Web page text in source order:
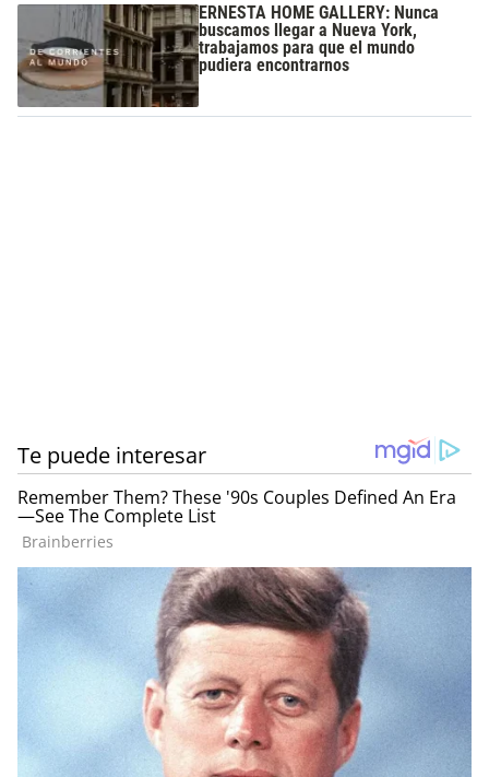
ERNESTA HOME GALLERY: Nunca
buscamos llegar a Nueva York,
trabajamos para que el mundo
pudiera encontrarnos